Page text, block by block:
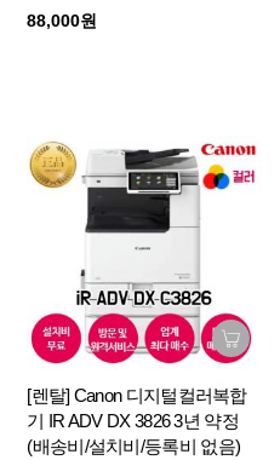
88,000원
[렌탈] Canon 디지털컬러복합
기 IR ADV DX 3826 3년 약정
(배송비/설치비/등록비 없음)